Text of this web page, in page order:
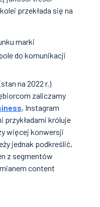
przekłada się na
marki
do komunikacji
na 2022 r.)
zaliczamy
, Instagram
przykładami króluje
więcej konwersji
jednak podkreślić,
z segmentów
content